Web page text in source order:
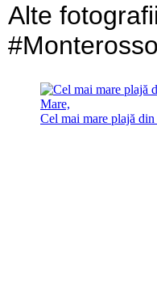
Alte
Cel mai mare plajă